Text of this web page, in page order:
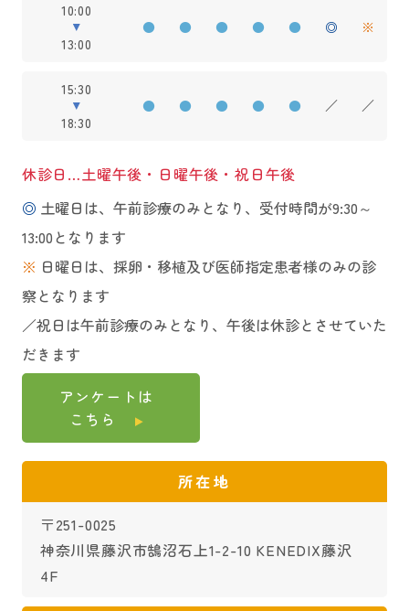
10:00
13:00
● ● ● ● ● ◎ ※
15:30
18:30
● ● ● ● ● ／ ／
休診日…土曜午後・日曜午後・祝日午後
◎ 土曜日は、午前診療のみとなり、受付時間が9:30～
13:00となります
※ 日曜日は、採卵・移植及び医師指定患者様のみの診
察となります
／祝日は午前診療のみとなり、午後は休診とさせていた
だきます
アンケートは
こちら
所在地
〒251-0025
神奈川県藤沢市鵠沼石上1-2-10 KENEDIX藤沢
4F